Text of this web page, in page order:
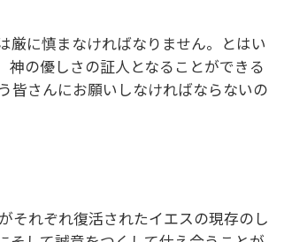
厳に慎まなければなりません。とはい
神の優しさの証人となることができる
皆さんにお願いしなければならないの
それぞれ復活されたイエスの現存のし